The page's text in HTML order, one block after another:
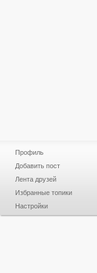
Профиль
Добавить пост
Лента друзей
Избранные топики
Настройки